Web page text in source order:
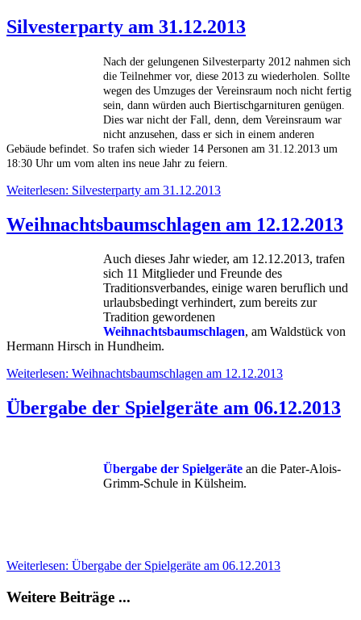
Silvesterparty am 31.12.2013
Nach der gelungenen Silvesterparty 2012 nahmen sich
die Teilnehmer vor, diese 2013 zu wiederholen. Sollte
wegen des Umzuges der Vereinsraum noch nicht fertig
sein, dann würden auch Biertischgarnituren genügen.
Dies war nicht der Fall, denn, dem Vereinsraum war
nicht anzusehen, dass er sich in einem anderen
Gebäude befindet. So trafen sich wieder 14 Personen am 31.12.2013 um
18:30 Uhr um vom alten ins neue Jahr zu feiern.
Weiterlesen: Silvesterparty am 31.12.2013
Weihnachtsbaumschlagen am 12.12.2013
Auch dieses Jahr wieder, am 12.12.2013, trafen
sich 11 Mitglieder und Freunde des
Traditionsverbandes, einige waren beruflich und
urlaubsbedingt verhindert, zum bereits zur
Tradition gewordenen
Weihnachtsbaumschlagen, am Waldstück von
Hermann Hirsch in Hundheim.
Weiterlesen: Weihnachtsbaumschlagen am 12.12.2013
Übergabe der Spielgeräte am 06.12.2013
Übergabe der Spielgeräte an die Pater-Alois-
Grimm-Schule in Külsheim.
Weiterlesen: Übergabe der Spielgeräte am 06.12.2013
Weitere Beiträge ...